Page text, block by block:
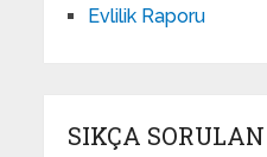
Evlilik Raporu
SIKÇA